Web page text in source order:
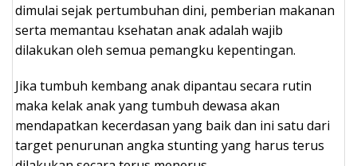
dimulai sejak pertumbuhan dini, pemberian makanan
serta memantau ksehatan anak adalah wajib
dilakukan oleh semua pemangku kepentingan.
Jika tumbuh kembang anak dipantau secara rutin
maka kelak anak yang tumbuh dewasa akan
mendapatkan kecerdasan yang baik dan ini satu dari
target penurunan angka stunting yang harus terus